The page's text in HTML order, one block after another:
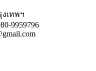
เทพฯ
9959796